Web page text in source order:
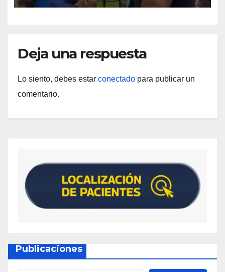
Deja una respuesta
Lo siento, debes estar conectado para publicar un
comentario.
Publicaciones